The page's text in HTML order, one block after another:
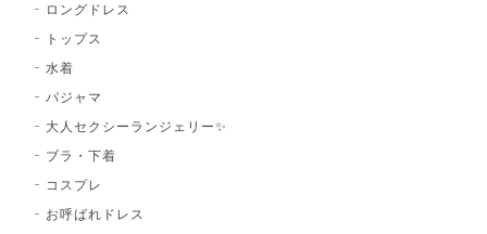
ロングドレス
トップス
水着
パジャマ
大人セクシーランジェリー✨
ブラ・下着
コスプレ
お呼ばれドレス